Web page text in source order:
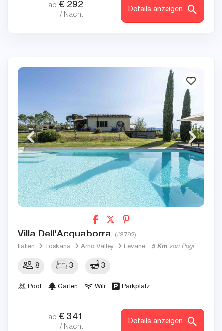
ab € 292
/ Nacht
Details anzeigen
Villa Dell'Acquaborra (#3792)
Italien Toskana Arno Valley Levane 5 Km von Pogi
8 3 3
Pool Garten Wifi Parkplatz
ab € 341
/ Nacht
Details anzeigen